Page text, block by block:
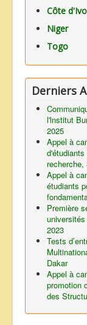
Côte
Niger
Togo
Derniers
l'lnstitut
2025
Appel à
Appel à
étudiants
Première
2023
Tests
Dakar
Appel à
promotion
des